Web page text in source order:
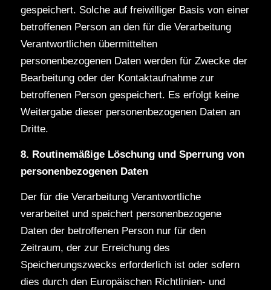
gespeichert. Solche auf freiwilliger Basis von einer
betroffenen Person an den für die Verarbeitung
Verantwortlichen übermittelten
personenbezogenen Daten werden für Zwecke der
Bearbeitung oder der Kontaktaufnahme zur
betroffenen Person gespeichert. Es erfolgt keine
Weitergabe dieser personenbezogenen Daten an
Dritte.
8. Routinemäßige Löschung und Sperrung von
personenbezogenen Daten
Der für die Verarbeitung Verantwortliche
verarbeitet und speichert personenbezogene
Daten der betroffenen Person nur für den
Zeitraum, der zur Erreichung des
Speicherungszwecks erforderlich ist oder sofern
dies durch den Europäischen Richtlinien- und